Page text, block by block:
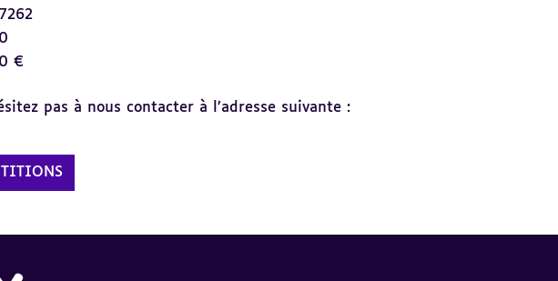
€
pas à nous contacter à l’adresse suivante :